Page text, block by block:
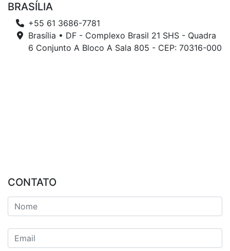
BRASÍLIA
+55 61 3686-7781
Brasília • DF - Complexo Brasil 21 SHS - Quadra
6 Conjunto A Bloco A Sala 805 - CEP: 70316-000
CONTATO